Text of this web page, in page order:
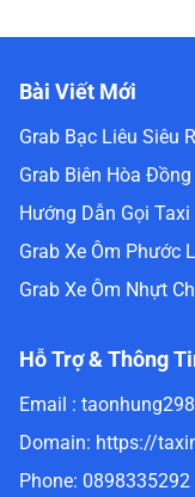
Bài Viết Mới
Grab Xe Ôm Phước
Grab Xe Ôm Nhựt
Hỗ Trợ & Thông
Email :
Domain: https://
Phone: 0898335292